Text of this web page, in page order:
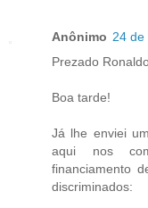
Anônimo 24 de
Prezado
Boa tarde!
Já lhe enviei
aqui nos
financiamento
discriminados: